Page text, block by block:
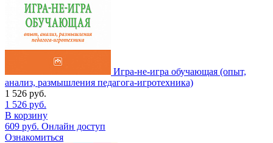
Игра-не-игра обучающая (опыт,
анализ, размышления педагога-игротехника)
1 526 руб.
1 526 руб.
В корзину
609 руб. Онлайн доступ
Ознакомиться